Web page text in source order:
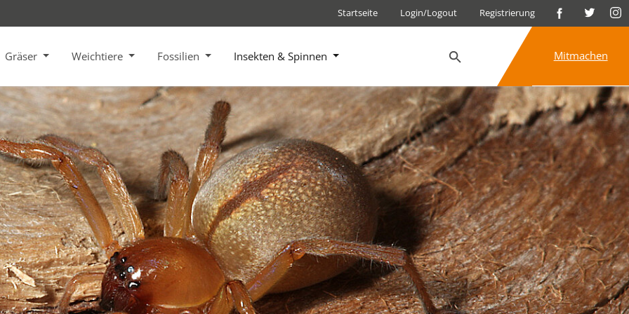
Startseite Login/Logout Registrierung
Gräser Weichtiere Fossilien Insekten & Spinnen Mitmachen